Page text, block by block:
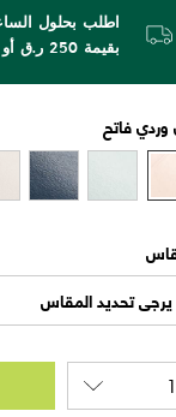
بقيمة 250 ر.ق أو أكثر!
وردي فاتح
يرجى تحديد المقاس